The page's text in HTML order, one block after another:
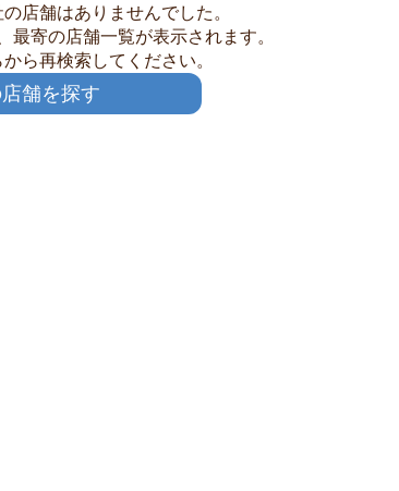
店舗はありませんでした。
寄の店舗一覧が表示されます。
ら再検索してください。
舗を探す